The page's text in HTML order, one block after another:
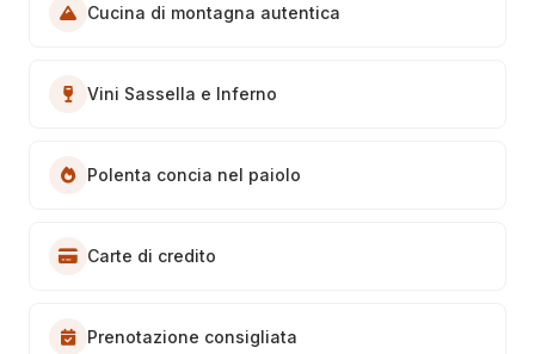
Cucina di montagna autentica
Vini Sassella e Inferno
Polenta concia nel paiolo
Carte di credito
Prenotazione consigliata